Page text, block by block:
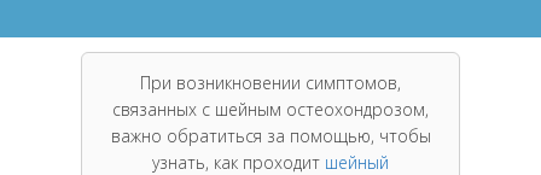
При возникновении симптомов,
связанных с шейным остеохондрозом,
важно обратиться за помощью, чтобы
узнать, как проходит шейный